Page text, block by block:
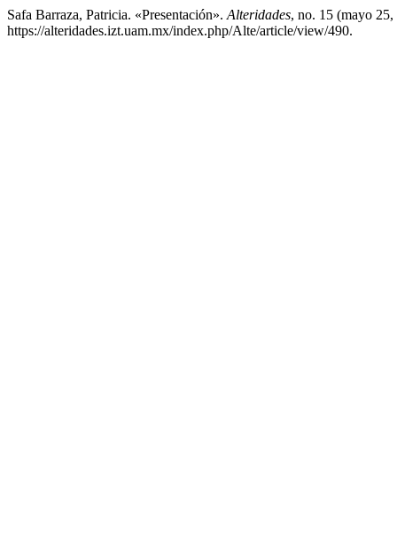
Safa Barraza, Patricia. «Presentación». Alteridades, no. 15 (mayo
https://alteridades.izt.uam.mx/index.php/Alte/article/view/490.